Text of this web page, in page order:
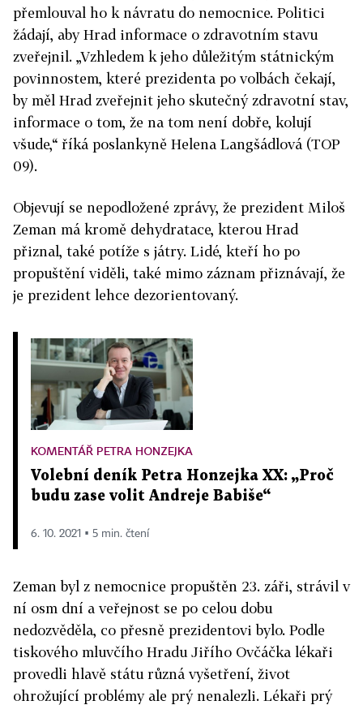
přemlouval ho k návratu do nemocnice. Politici
žádají, aby Hrad informace o zdravotním stavu
zveřejnil. „Vzhledem k jeho důležitým státnickým
povinnostem, které prezidenta po volbách čekají,
by měl Hrad zveřejnit jeho skutečný zdravotní stav,
informace o tom, že na tom není dobře, kolují
všude,“ říká poslankyně Helena Langšádlová (TOP
09).
Objevují se nepodložené zprávy, že prezident Miloš
Zeman má kromě dehydratace, kterou Hrad
přiznal, také potíže s játry. Lidé, kteří ho po
propuštění viděli, také mimo záznam přiznávají, že
je prezident lehce dezorientovaný.
KOMENTÁŘ PETRA HONZEJKA
Volební deník Petra Honzejka XX: „Proč
budu zase volit Andreje Babiše“
6. 10. 2021 ▪ 5 min. čtení
Zeman byl z nemocnice propuštěn 23. záři, strávil v
ní osm dní a veřejnost se po celou dobu
nedozvěděla, co přesně prezidentovi bylo. Podle
tiskového mluvčího Hradu Jiřího Ovčáčka lékaři
provedli hlavě státu různá vyšetření, život
ohrožující problémy ale prý nenalezli. Lékaři prý